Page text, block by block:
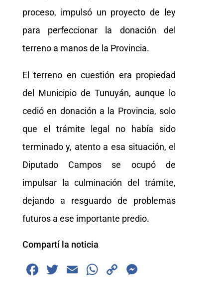
proceso, impulsó un proyecto de ley
para perfeccionar la donación del
terreno a manos de la Provincia.
El terreno en cuestión era propiedad
del Municipio de Tunuyán, aunque lo
cedió en donación a la Provincia, solo
que el trámite legal no había sido
terminado y, atento a esa situación, el
Diputado Campos se ocupó de
impulsar la culminación del trámite,
dejando a resguardo de problemas
futuros a ese importante predio.
Compartí la noticia
F
T
E
W
C